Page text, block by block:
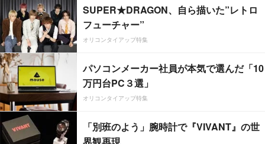
SUPER★DRAGON、自ら描いた”レトロ
フューチャー”
オリコンタイアップ特集
パソコンメーカー社員が本気で選んだ「10
万円台PC３選」
オリコンタイアップ特集
「別班のよう」腕時計で『VIVANT』の世